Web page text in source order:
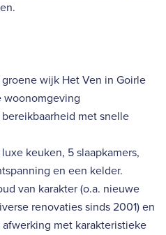
wijk Het Ven in Goirle
woonomgeving
met snelle
keuken, 5 slaapkamers,
en een kelder.
van karakter (o.a. nieuwe
renovaties sinds 2001) en
met karakteristieke